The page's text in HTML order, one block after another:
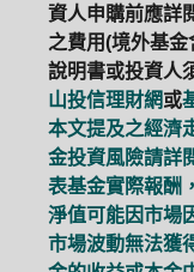
資人申購前應詳
之費用(境外基
說明書或投資人
山投信理財網或
本文提及之經濟
金投資風險請詳
表基金實際報酬
淨值可能因市場
市場波動無法獲